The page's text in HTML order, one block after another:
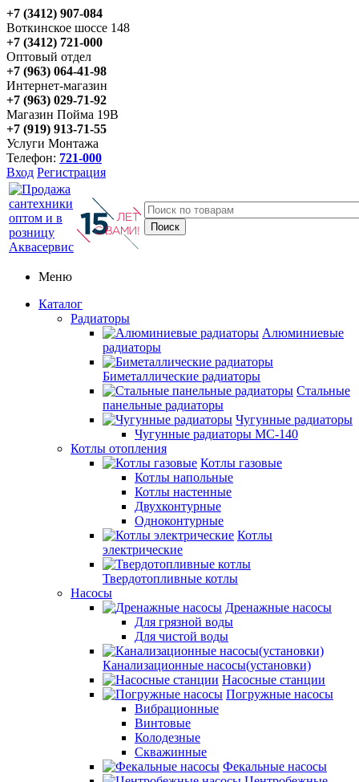
+7 (3412) 907-084
Воткинское шоссе 148
+7 (3412) 721-000
Оптовый отдел
+7 (963) 064-41-98
Интернет-магазин
+7 (963) 029-71-92
Магазин Пойма 19В
+7 (919) 913-71-55
Услуги Монтажа
Телефон: 721-000
Вход Регистрация
Меню
Каталог
Радиаторы
Алюминиевые
радиаторы
Биметаллические радиаторы
Стальные
панельные радиаторы
Чугунные радиаторы
Чугунные радиаторы МС-140
Котлы отопления
Котлы газовые
Котлы напольные
Котлы настенные
Двухконтурные
Одноконтурные
Котлы
электрические
Твердотопливные котлы
Насосы
Дренажные насосы
Для грязной воды
Для чистой воды
Канализационные насосы(установки)
Насосные станции
Погружные насосы
Вибрационные
Винтовые
Колодезные
Скважинные
Фекальные насосы